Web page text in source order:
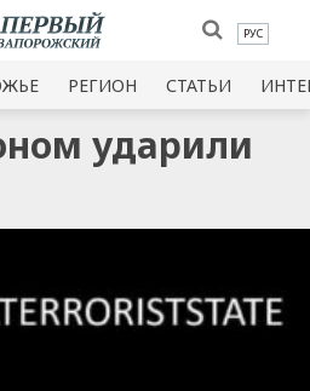
РУС
РЕГИОН СТАТЬИ
ударили